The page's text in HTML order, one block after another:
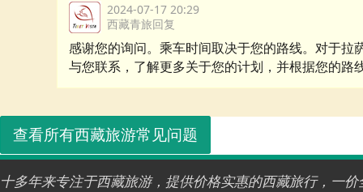
2024-07-17 20:29
西藏青旅回复
感谢您的询问。乘车时间取决于您的路线。对于
与您联系，了解更多关于您的计划，并根据您的路
查看所有西藏旅游常见问题
十多年来专注于西藏旅游，提供价格实惠的西藏旅行，一